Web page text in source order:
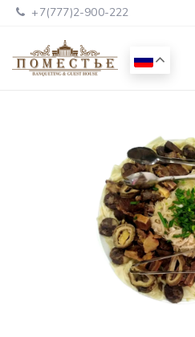
+7(777)2-900-222